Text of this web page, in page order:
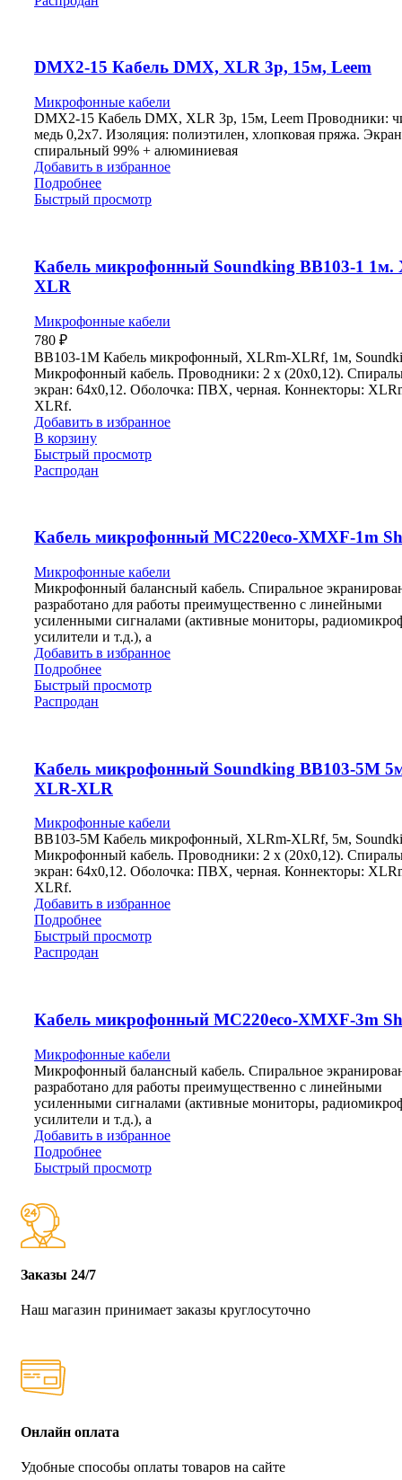
DMX2-15 Кабель DMX, XLR 3p, 15м, Leem
Микрофонные кабели
DMX2-15 Кабель DMX, XLR 3p, 15м, Leem Проводники:
медь 0,2х7. Изоляция: полиэтилен, хлопковая пряжа.
спиральный 99% + алюминиевая
Добавить в избранное
Подробнее
Быстрый просмотр
Кабель микрофонный Soundking BB103-1 1м.
XLR
Микрофонные кабели
780 ₽
BB103-1M Кабель микрофонный, XLRm-XLRf, 1м,
Микрофонный кабель. Проводники: 2 х (20х0,12).
экран: 64х0,12. Оболочка: ПВХ, черная. Коннекторы:
XLRf.
Добавить в избранное
В корзину
Быстрый просмотр
Распродан
Кабель микрофонный MC220eco-XMXF-1m
Микрофонные кабели
Микрофонный балансный кабель. Спиральное
разработано для работы преимущественно с линейными
усиленными сигналами (активные мониторы,
усилители и т.д.), а
Добавить в избранное
Подробнее
Быстрый просмотр
Распродан
Кабель микрофонный Soundking BB103-5M
XLR-XLR
Микрофонные кабели
BB103-5M Кабель микрофонный, XLRm-XLRf, 5м,
Микрофонный кабель. Проводники: 2 х (20х0,12).
экран: 64х0,12. Оболочка: ПВХ, черная. Коннекторы:
XLRf.
Добавить в избранное
Подробнее
Быстрый просмотр
Распродан
Кабель микрофонный MC220eco-XMXF-3m
Микрофонные кабели
Микрофонный балансный кабель. Спиральное
разработано для работы преимущественно с линейными
усиленными сигналами (активные мониторы,
усилители и т.д.), а
Добавить в избранное
Подробнее
Быстрый просмотр
Заказы 24/7
Наш магазин принимает заказы круглосуточно
Онлайн оплата
Удобные способы оплаты товаров на сайте